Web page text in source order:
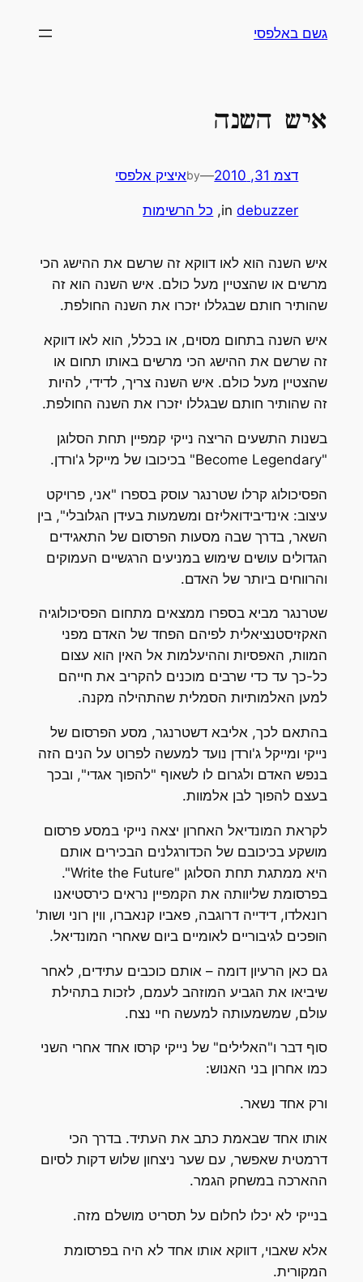
לתוכןגשם באלפסי
איש השנה
דצמ 31, 2010 —
byאיציק אלפסי
indebuzzer
, כל הרשימות
איש השנה הוא לאו דווקא זה שרשם את ההישג הכי
מרשים או שהצטיין מעל כולם. איש השנה הוא זה
שהותיר חותם שבגללו יזכרו את השנה החולפת.
איש השנה בתחום מסוים, או בכלל, הוא לאו דווקא
זה שרשם את ההישג הכי מרשים באותו תחום או
שהצטיין מעל כולם. איש השנה צריך, לדידי, להיות
זה שהותיר חותם שבגללו יזכרו את השנה החולפת.
בשנות התשעים הריצה נייקי קמפיין תחת הסלוגן
"Become Legendary" בכיכובו של מייקל ג'ורדן.
הפסיכולוג קרלו שטרנגר עוסק בספרו "אני, פרויקט
עיצוב: אינדיבידואליזם ומשמעות בעידן הגלובלי", בין
השאר, בדרך שבה מסעות הפרסום של התאגידים
הגדולים עושים שימוש במניעים הרגשיים העמוקים
והרווחים ביותר של האדם.
שטרנגר מביא בספרו ממצאים מתחום הפסיכולוגיה
האקזיסטנציאלית לפיהם הפחד של האדם מפני
המוות, האפסיות וההיעלמות אל האין הוא עצום
כל-כך עד כדי שרבים מוכנים להקריב את חייהם
למען האלמותיות הסמלית שהתהילה מקנה.
בהתאם לכך, אליבא דשטרנגר, מסע הפרסום של
נייקי ומייקל ג'ורדן נועד למעשה לפרוט על הנים הזה
בנפש האדם ולגרום לו לשאוף "להפוך אגדי", ובכך
בעצם להפוך לבן אלמוות.
לקראת המונדיאל האחרון יצאה נייקי במסע פרסום
מושקע בכיכובם של הכדורגלנים הבכירים אותם
היא ממתגת תחת הסלוגן "Write the Future".
בפרסומת שליוותה את הקמפיין נראים כירסטיאנו
רונאלדו, דידייה דרוגבה, פאביו קנאברו, ווין רוני ושות'
הופכים לגיבוריים לאומיים ביום שאחרי המונדיאל.
גם כאן הרעיון דומה – אותם כוכבים עתידים, לאחר
שיביאו את הגביע המוזהב לעמם, לזכות בתהילת
עולם, שמשמעותה למעשה חיי נצח.
סוף דבר ו"האלילים" של נייקי קרסו אחד אחרי השני
כמו אחרון בני האנוש:
ורק אחד נשאר.
אותו אחד שבאמת כתב את העתיד. בדרך הכי
דרמטית שאפשר, עם שער ניצחון שלוש דקות לסיום
ההארכה במשחק הגמר.
בנייקי לא יכלו לחלום על תסריט מושלם מזה.
אלא שאבוי, דווקא אותו אחד לא היה בפרסומת
המקורית.